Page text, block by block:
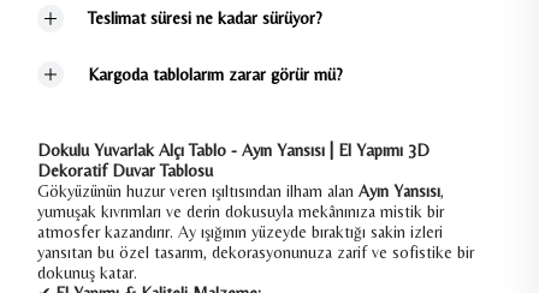
Teslimat süresi ne kadar sürüyor?
Kargoda tablolarım zarar görür mü?
Dokulu Yuvarlak Alçı Tablo - Ayın Yansısı | El Yapımı 3D
Dekoratif Duvar Tablosu
Gökyüzünün huzur veren ışıltısından ilham alan Ayın Yansısı,
yumuşak kıvrımları ve derin dokusuyla mekânınıza mistik bir
atmosfer kazandırır. Ay ışığının yüzeyde bıraktığı sakin izleri
yansıtan bu özel tasarım, dekorasyonunuza zarif ve sofistike bir
dokunuş katar.